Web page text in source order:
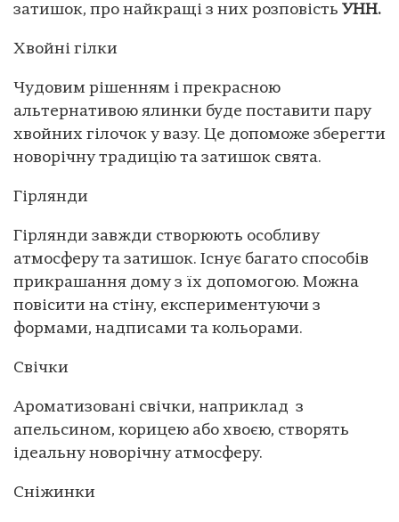
затишок, про найкращі з них розповість УНН.
Хвойні гілки
Чудовим рішенням і прекрасною
альтернативою ялинки буде поставити пару
хвойних гілочок у вазу. Це допоможе зберегти
новорічну традицію та затишок свята.
Гірлянди
Гірлянди завжди створюють особливу
атмосферу та затишок. Існує багато способів
прикрашання дому з їх допомогою. Можна
повісити на стіну, експериментуючи з
формами, надписами та кольорами.
Свічки
Ароматизовані свічки, наприклад з
апельсином, корицею або хвоєю, створять
ідеальну новорічну атмосферу.
Сніжинки